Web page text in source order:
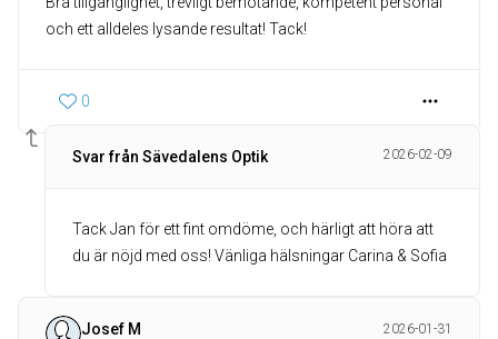
och ett alldeles lysande resultat! Tack!
0
Svar från Sävedalens Optik 2026-02-09
Tack Jan för ett fint omdöme, och härligt att höra att
du är nöjd med oss! Vänliga hälsningar Carina & Sofia
Josef M
2026-01-31